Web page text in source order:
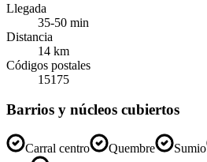
Llegada
35-50 min
Distancia
14 km
Códigos postales
15175
Barrios y núcleos cubiertos
Carral centro Quembre Sumio